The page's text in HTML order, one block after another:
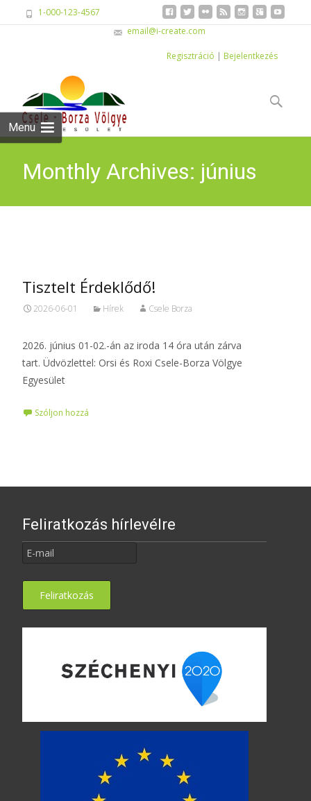
1-000-123-4567
email@i-create.com
Regisztráció | Bejelentkezés
Menu
to
content
Keresés:
Monthly Archives: június
Tisztelt Érdeklődő!
2026-06-01 Hírek Csele Borza
2026. június 01-02.-án az iroda 14 óra után zárva
tart. Üdvözlettel: Orsi és Roxi Csele-Borza Völgye
Egyesület
Szóljon hozzá
Feliratkozás hírlevélre